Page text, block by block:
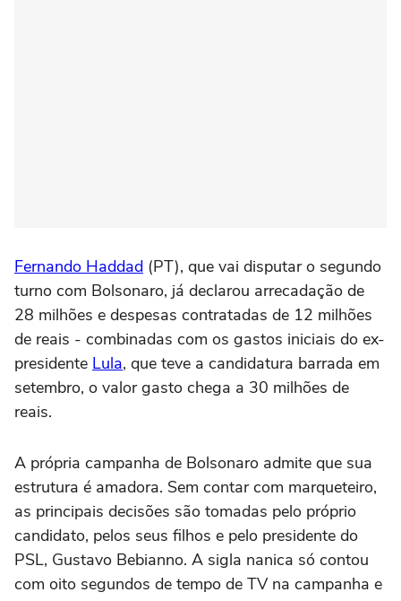
Fernando Haddad (PT), que vai disputar o segundo
turno com Bolsonaro, já declarou arrecadação de
28 milhões e despesas contratadas de 12 milhões
de reais - combinadas com os gastos iniciais do ex-
presidente Lula, que teve a candidatura barrada em
setembro, o valor gasto chega a 30 milhões de
reais.
A própria campanha de Bolsonaro admite que sua
estrutura é amadora. Sem contar com marqueteiro,
as principais decisões são tomadas pelo próprio
candidato, pelos seus filhos e pelo presidente do
PSL, Gustavo Bebianno. A sigla nanica só contou
com oito segundos de tempo de TV na campanha e